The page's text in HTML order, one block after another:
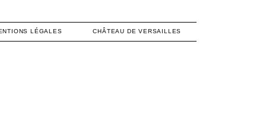
LÉGALES CHÂTEAU DE VERSAILLES